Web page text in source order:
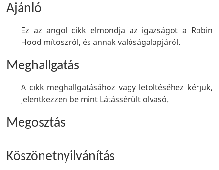
Ajánló
Ez az angol cikk elmondja az igazságot a Robin
Hood mítoszról, és annak valóságalapjáról.
Meghallgatás
A cikk meghallgatásához vagy letöltéséhez kérjük,
jelentkezzen be mint Látássérült olvasó.
Megosztás
Köszönetnyilvánítás